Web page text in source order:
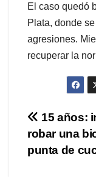
El caso quedó
Plata, donde
agresiones.
recuperar la
de
15 años:
robar una
punta de